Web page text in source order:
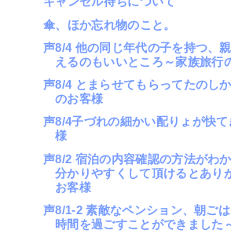
傘、ほか忘れ物のこと。
声8/4 他の同じ年代の子を持つ、
えるのもいいところ～家族旅行
声8/4 とまらせてもらってたのし
のお客様
声8/4子づれの細かい配りょが快
様
声8/2 宿泊の内容確認の方法がわ
分かりやすくして頂けるとあり
お客様
声8/1-2 素敵なペンション、朝ご
時間を過ごすことができました